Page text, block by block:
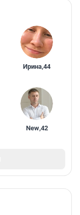
Ирина,44
New,42